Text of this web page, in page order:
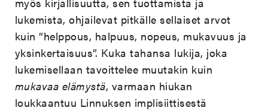
lukemista, ohjailevat pitkälle sellaiset arvot
kuin “helppous, halpuus, nopeus, mukavuus ja
yksinkertaisuus”. Kuka tahansa lukija, joka
lukemisellaan tavoittelee muutakin kuin
mukavaa elämystä, varmaan hiukan
loukkaantuu Linnuksen implisiittisestä